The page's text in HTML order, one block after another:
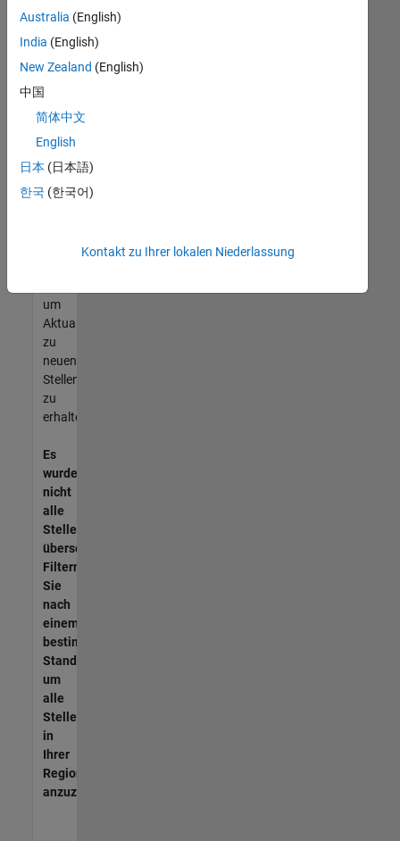
keine
offenen
Stellen
können,
die
Ihren
entsprechen,
werden
unseres
um
Aktualisierungen
zu
neuen
Stellenangeboten
zu
erhalten.
Es
wurden
nicht
alle
Stellen
übersetzt.
Filtern
Sie
nach
einem
bestimmten
Standort,
um
alle
Stellenangebote
in
Ihrer
Region
anzuzeigen.
Australia (English)
India (English)
New Zealand (English)
中国
简体中文
English
日本 (日本語)
한국 (한국어)
Kontakt zu Ihrer lokalen Niederlassung